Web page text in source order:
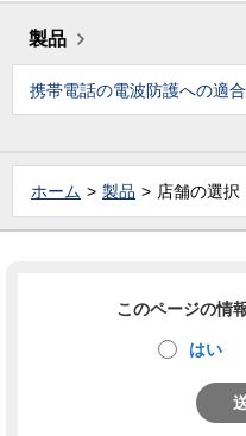
製品
携帯電話の電波防護への適
ホーム 製品 店舗の選択
このページの情
はい